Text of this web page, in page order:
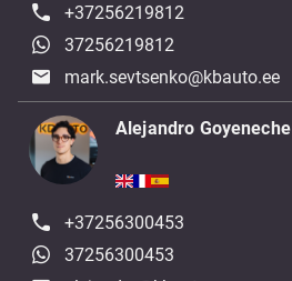
+37256219812
37256219812
mark.sevtsenko@kbauto.ee
Alejandro Goyeneche
+37256300453
37256300453